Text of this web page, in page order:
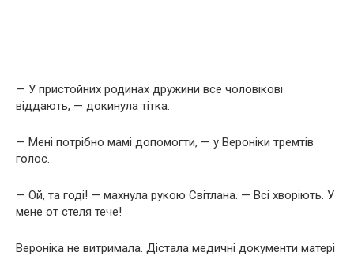
— У пристойних родинах дружини все чоловікові
віддають, — докинула тітка.
— Мені потрібно мамі допомогти, — у Вероніки тремтів
голос.
— Ой, та годі! — махнула рукою Світлана. — Всі хворіють. У
мене от стеля тече!
Вероніка не витримала. Дістала медичні документи матері